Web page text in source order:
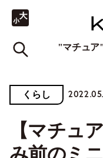
"マチュア
くらし
【マチュ